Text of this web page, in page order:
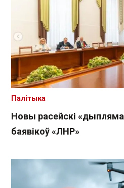
Новы расейскі
баявікоў «ЛНР»
Палітыка